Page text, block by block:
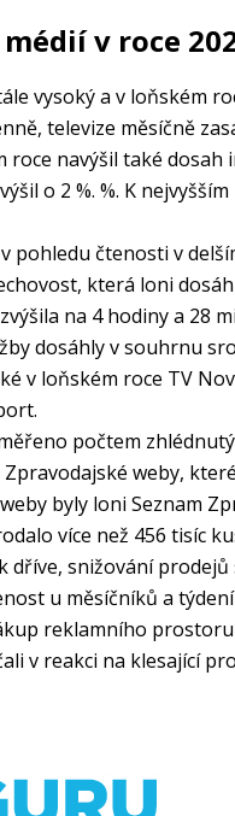
v roce
vysoký a v loňském
televize měsíčně
roce navýšil také
o 2 %. %. K
čtenosti v
která loni
na 4 hodiny a 28
dosáhly v souhrnu
v loňském roce TV
počtem
weby,
byly loni Seznam
více než 456 tisíc
dříve, snižování
u měsíčníků a
reklamního
v reakci na klesající